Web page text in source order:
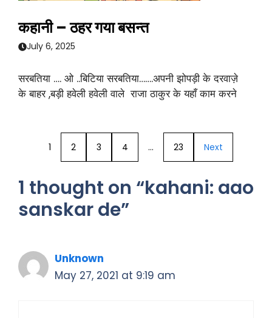
कहानी – ठहर गया बसन्त
July 6, 2025
सरबतिया …. ओ ..बिटिया सरबतिया…….अपनी झोपड़ी के दरवाज़े
के बाहर ,बड़ी हवेली हवेली वाले राजा ठाकुर के यहाँ काम करने
1 2 3 4 … 23 Next
1 thought on “kahani: aao
sanskar de”
Unknown
May 27, 2021 at 9:19 am